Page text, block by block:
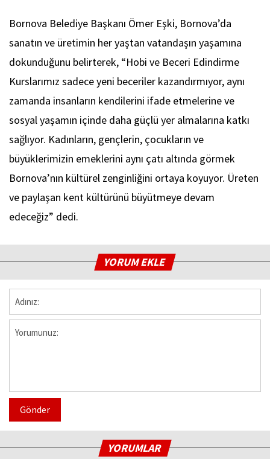
Bornova Belediye Başkanı Ömer Eşki, Bornova’da
sanatın ve üretimin her yaştan vatandaşın yaşamına
dokunduğunu belirterek, “Hobi ve Beceri Edindirme
Kurslarımız sadece yeni beceriler kazandırmıyor, aynı
zamanda insanların kendilerini ifade etmelerine ve
sosyal yaşamın içinde daha güçlü yer almalarına katkı
sağlıyor. Kadınların, gençlerin, çocukların ve
büyüklerimizin emeklerini aynı çatı altında görmek
Bornova’nın kültürel zenginliğini ortaya koyuyor. Üreten
ve paylaşan kent kültürünü büyütmeye devam
edeceğiz” dedi.
YORUM EKLE
Gönder
YORUMLAR